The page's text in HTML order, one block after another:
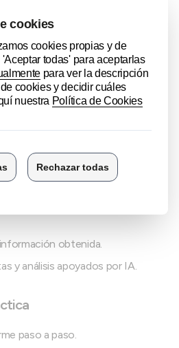
a un cuadro de mando en
clave (KPIs).
obtenida.
y análisis apoyados por IA.
paso a paso.